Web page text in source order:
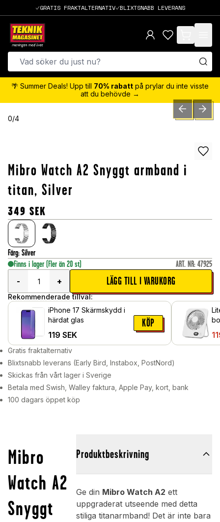
GRATIS FRAKTALTERNATIV BLIXTSNABB LEVERANS
items in cart,
🌴 Summer Deals! Upp till 70% rabatt på prylar du inte visste
att du behövde →
0/4 PREVIOUSNEXT
Mibro Watch A2 Snyggt armband i
titan, Silver
349 SEK
Färg: Silver
Finns i lager (Fler än 20 st) ART. NR: 47925
-
+ LÄGG TILL I VARUKORG
Rekommenderade tillval:
iPhone 17 Skärmskydd i
härdat glas
119 SEK
KÖP
Gratis fraktalternativ
Blixtsnabb leverans (Early Bird, Instabox, PostNord)
Skickas från vårt lager i Sverige
Betala med Swish, Walley faktura, Apple Pay, kort, bank
100 dagars öppet köp
Mibro
Watch A2
Snyggt
Produktbeskrivning
Ge din Mibro Watch A2 ett
uppgraderat utseende med detta
stiliga titanarmband! Det är inte bara